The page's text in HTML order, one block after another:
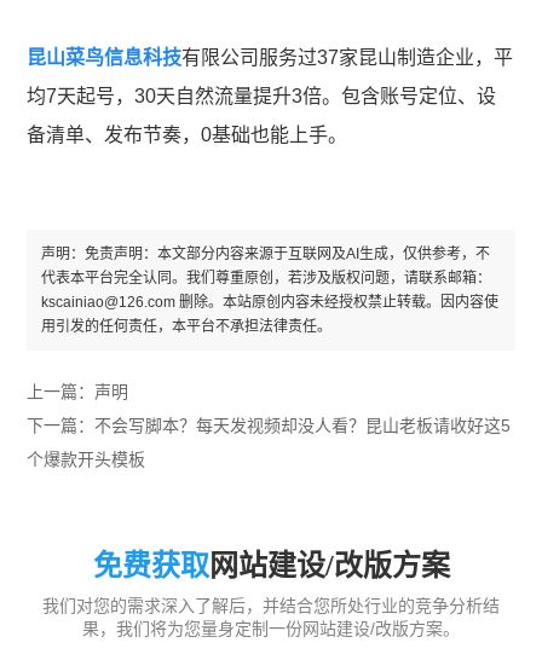
昆山菜鸟信息科技有限公司服务过37家昆山制造企业，平
均7天起号，30天自然流量提升3倍。包含账号定位、设
备清单、发布节奏，0基础也能上手。
声明：免责声明：本文部分内容来源于互联网及AI生成，仅供参考，不
代表本平台完全认同。我们尊重原创，若涉及版权问题，请联系邮箱：
kscainiao@126.com 删除。本站原创内容未经授权禁止转载。因内容使
用引发的任何责任，本平台不承担法律责任。
上一篇： 声明
下一篇： 不会写脚本？每天发视频却没人看？昆山老板请收好这5
个爆款开头模板
免费获取网站建设/改版方案
我们对您的需求深入了解后，并结合您所处行业的竞争分析结
果，我们将为您量身定制一份网站建设/改版方案。